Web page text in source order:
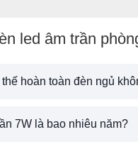
led âm trần
hoàn toàn đèn ngủ
7W là bao nhiêu năm?